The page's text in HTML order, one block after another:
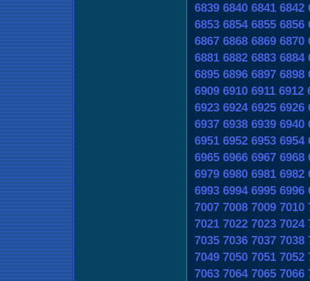
6839 6840 6841 6842
6853 6854 6855 6856
6867 6868 6869 6870
6881 6882 6883 6884
6895 6896 6897 6898
6909 6910 6911 6912
6923 6924 6925 6926
6937 6938 6939 6940
6951 6952 6953 6954
6965 6966 6967 6968
6979 6980 6981 6982
6993 6994 6995 6996
7007 7008 7009 7010
7021 7022 7023 7024
7035 7036 7037 7038
7049 7050 7051 7052
7063 7064 7065 7066